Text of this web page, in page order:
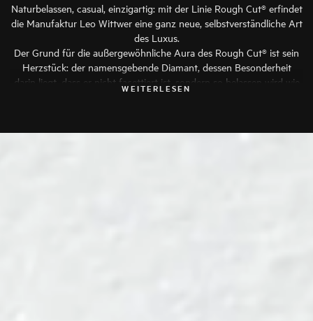
Naturbelassen, casual, einzigartig: mit der Linie Rough Cut® erfindet
die Manufaktur Leo Wittwer eine ganz neue, selbstverständliche Art
des Luxus.
Der Grund für die außergewöhnliche Aura des Rough Cut® ist sein
Herzstück: der namensgebende Diamant, dessen Besonderheit
darin liegt, dass er nicht facettiert ist, sondern so belassen wird wie
die Natur ihn uns schenkt – ungeschliffen und rough. Denn so
WEITERLESEN